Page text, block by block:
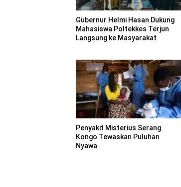
Gubernur Helmi Hasan Dukung
Mahasiswa Poltekkes Terjun
Langsung ke Masyarakat
Penyakit Misterius Serang
Kongo Tewaskan Puluhan
Nyawa